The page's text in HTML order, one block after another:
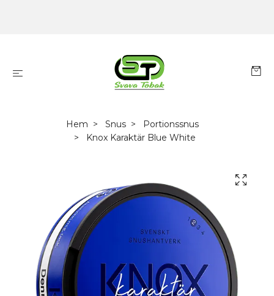
Hem Snus
Portionssnus
Knox Karaktär Blue White